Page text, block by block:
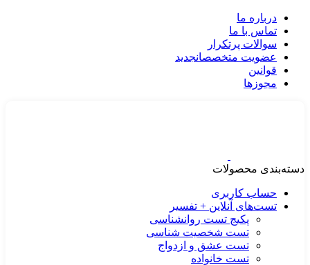
درباره ما
تماس با ما
سوالات پرتکرار
عضویت متخصصانجدید
قوانین
مجوزها
دسته‌بندی محصولات
حساب کاربری
تست‌های آنلاین + تفسیر
پکیج تست روانشناسی
تست شخصیت شناسی
تست عشق و ازدواج
تست خانواده